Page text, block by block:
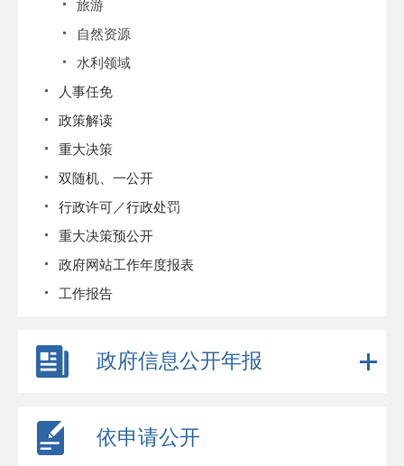
旅游
自然资源
水利领域
人事任免
政策解读
重大决策
双随机、一公开
行政许可／行政处罚
重大决策预公开
政府网站工作年度报表
工作报告
政府信息公开年报
依申请公开